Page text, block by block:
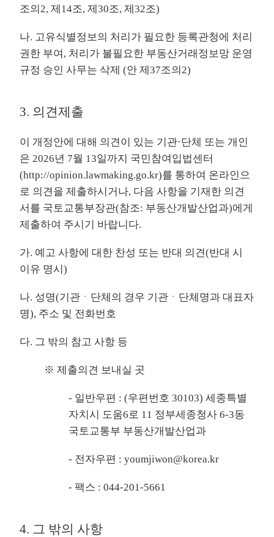
조의2, 제14조, 제30조, 제32조)
나. 고유식별정보의 처리가 필요한 등록관청에 처리
권한 부여, 처리가 불필요한 부동산거래정보망 운영
규정 승인 사무는 삭제 (안 제37조의2)
3. 의견제출
이 개정안에 대해 의견이 있는 기관·단체 또는 개인
은 2026년 7월 13일까지 국민참여입법센터
(http://opinion.lawmaking.go.kr)를 통하여 온라인으
로 의견을 제출하시거나, 다음 사항을 기재한 의견
서를 국토교통부장관(참조: 부동산개발산업과)에게
제출하여 주시기 바랍니다.
가. 예고 사항에 대한 찬성 또는 반대 의견(반대 시
이유 명시)
나. 성명(기관ㆍ단체의 경우 기관ㆍ단체명과 대표자
명), 주소 및 전화번호
다. 그 밖의 참고 사항 등
※ 제출의견 보내실 곳
- 일반우편 : (우편번호 30103) 세종특별
자치시 도움6로 11 정부세종청사 6-3동
국토교통부 부동산개발산업과
- 전자우편 : youmjiwon@korea.kr
- 팩스 : 044-201-5661
4. 그 밖의 사항